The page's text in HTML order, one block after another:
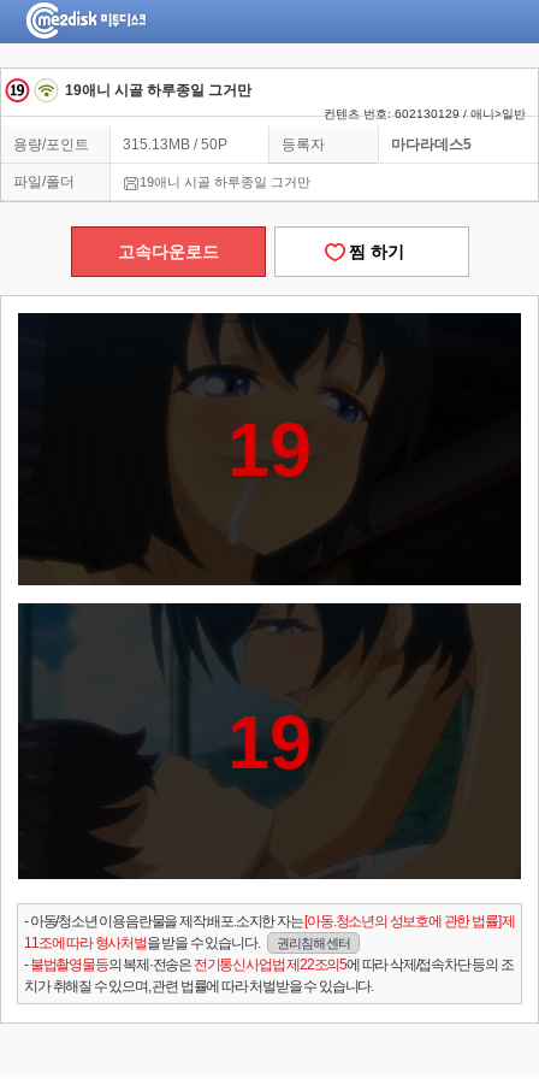
19애니 시골 하루종일 그거만
컨텐츠 번호: 602130129 / 애니>일반
용량/포인트 315.13MB / 50P 등록자 마다라데스5
파일/폴더 19애니 시골 하루종일 그거만
고속다운로드 찜 하기
19
19
- 아동/청소년 이용음란물을 제작.배포.소지한 자는[아동.청소년의 성보호에 관한 법률] 제
11조에 따라 형사처벌을 받을 수 있습니다. 권리침해 센터
-불법촬영물등의 복제·전송은 전기통신사업법 제22조의5에 따라 삭제/접속차단 등의 조
치가 취해질 수 있으며, 관련 법률에 따라 처벌받을 수 있습니다.